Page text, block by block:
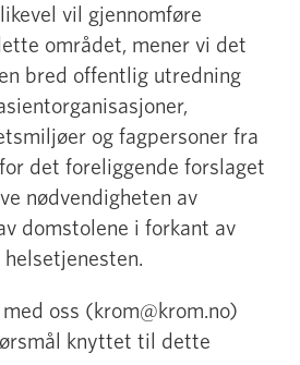
vil gjennomføre
området, mener vi det
bred offentlig utredning
og fagpersoner fra
det foreliggende forslaget
nødvendigheten av
domstolene i forkant av
oss (krom@krom.no)
knyttet til dette